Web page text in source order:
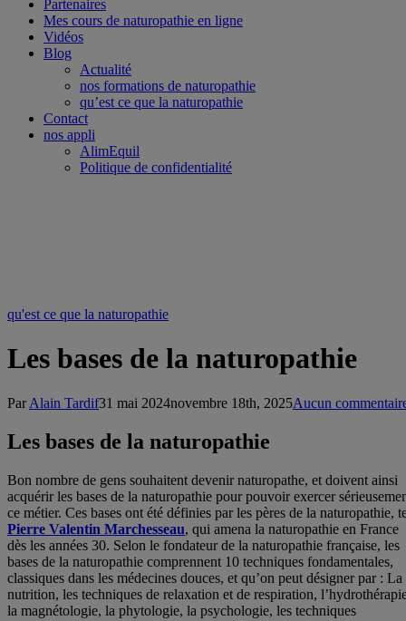
Partenaires
Mes cours de naturopathie en ligne
Vidéos
Blog
Actualité
nos formations de naturopathie
qu’est ce que la naturopathie
Contact
nos appli
AlimEquil
Politique de confidentialité
qu'est ce que la naturopathie
Les bases de la naturopathie
Par Alain Tardif31 mai 2024novembre 18th, 2025Aucun
Les bases de la naturopathie
Bon nombre de gens souhaitent devenir naturopathe, et doivent ainsi
acquérir les bases de la naturopathie pour pouvoir exercer
ce métier. Ces bases ont été définies par les pères de la naturopathie,
Pierre Valentin Marchesseau, qui amena la naturopathie en France
dès les années 30. Selon le fondateur de la naturopathie française, les
bases de la naturopathie comprennent 10 techniques fondamentales,
classiques dans les médecines douces, et qu’on peut désigner par : La
nutrition, les techniques de relaxation et de respiration,
la magnétologie, la phytologie, la psychologie, les techniques